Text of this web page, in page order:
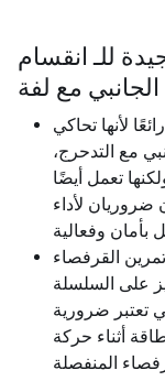
للـ انقسام
مع لفة
لأنها تحاكي
مع التدحرج،
تعمل أيضًا
ضروريان لأداء
القرفصاء
على السلسلة
تعتبر ضرورية
أثناء حركة